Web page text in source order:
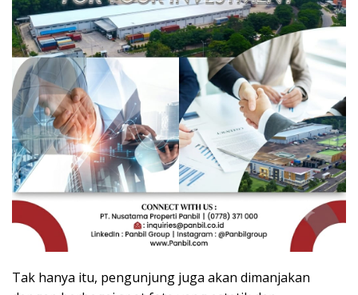
Tak hanya itu, pengunjung juga akan dimanjakan